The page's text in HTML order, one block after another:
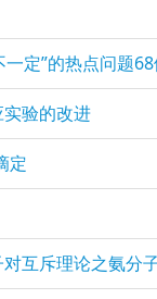
一定”的热点问题
验的改进
定
互斥理论之氨分